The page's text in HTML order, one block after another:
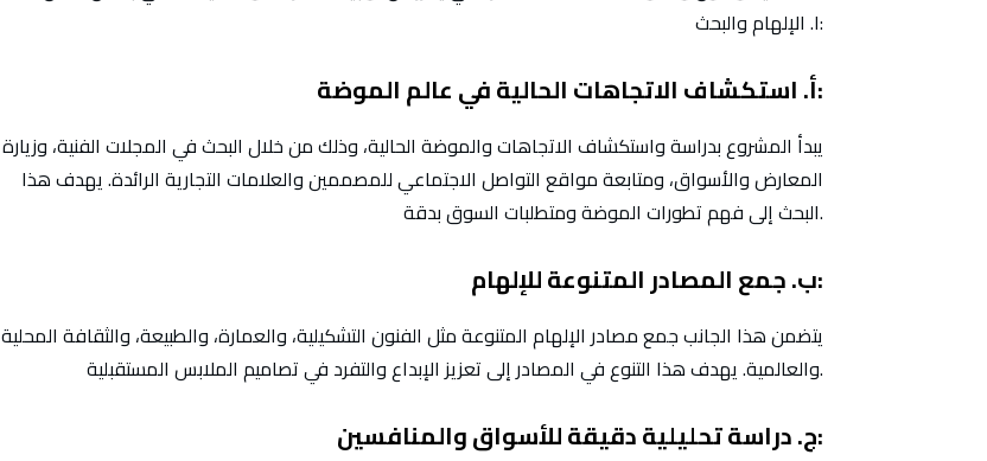
١. الإلهام والبحث:
أ. استكشاف الاتجاهات الحالية في عالم الموضة:
يبدأ المشروع بدراسة واستكشاف الاتجاهات والموضة الحالية، وذلك من خلال البحث في المجلات الفنية، وزيارة
المعارض والأسواق، ومتابعة مواقع التواصل الاجتماعي للمصممين والعلامات التجارية الرائدة. يهدف هذا
البحث إلى فهم تطورات الموضة ومتطلبات السوق بدقة.
ب. جمع المصادر المتنوعة للإلهام:
يتضمن هذا الجانب جمع مصادر الإلهام المتنوعة مثل الفنون التشكيلية، والعمارة، والطبيعة، والثقافة المحلية
والعالمية. يهدف هذا التنوع في المصادر إلى تعزيز الإبداع والتفرد في تصاميم الملابس المستقبلية.
ج. دراسة تحليلية دقيقة للأسواق والمنافسين: